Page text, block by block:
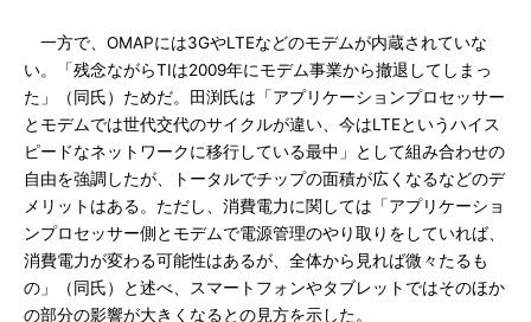
一方で、OMAPには3GやLTEなどのモデムが内蔵されていな
い。「残念ながらTIは2009年にモデム事業から撤退してしまっ
た」（同氏）ためだ。田渕氏は「アプリケーションプロセッサー
とモデムでは世代交代のサイクルが違い、今はLTEというハイス
ピードなネットワークに移行している最中」として組み合わせの
自由を強調したが、トータルでチップの面積が広くなるなどのデ
メリットはある。ただし、消費電力に関しては「アプリケーショ
ンプロセッサー側とモデムで電源管理のやり取りをしていれば、
消費電力が変わる可能性はあるが、全体から見れば微々たるも
の」（同氏）と述べ、スマートフォンやタブレットではそのほか
の部分の影響が大きくなるとの見方を示した。